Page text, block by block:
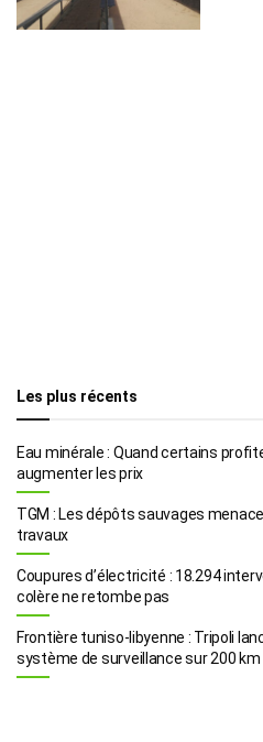
Les plus récents
Eau minérale : Quand certains
augmenter les prix
TGM : Les dépôts sauvages
travaux
Coupures d’électricité : 18.294
colère ne retombe pas
Frontière tuniso-libyenne : Tripoli
système de surveillance sur 200 km